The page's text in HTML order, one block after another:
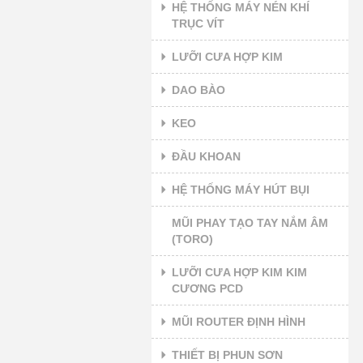
HỆ THỐNG MÁY NÉN KHÍ
TRỤC VÍT
LƯỠI CƯA HỢP KIM
DAO BÀO
KEO
ĐẦU KHOAN
HỆ THỐNG MÁY HÚT BỤI
MŨI PHAY TẠO TAY NẮM ÂM
(TORO)
LƯỠI CƯA HỢP KIM KIM
CƯƠNG PCD
MŨI ROUTER ĐỊNH HÌNH
THIẾT BỊ PHUN SƠN